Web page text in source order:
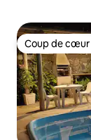
Coup de cœur
Coup de cœur